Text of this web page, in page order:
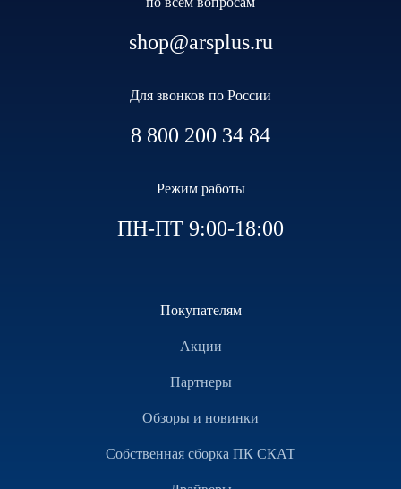
shop@arsplus.ru
Для звонков по России
8 800 200 34 84
Режим работы
ПН-ПТ 9:00-18:00
Покупателям
Акции
Партнеры
Обзоры и новинки
Собственная сборка ПК СКАТ